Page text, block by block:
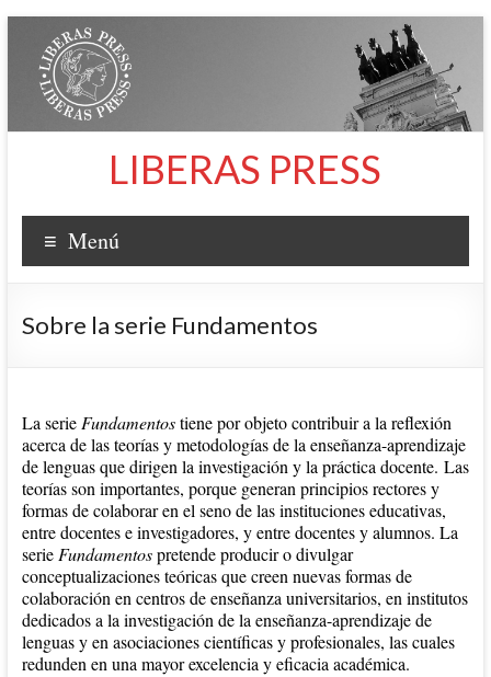
contenido
LIBERAS PRESS
Menú
Sobre la serie Fundamentos
La serieFundamentostiene por objeto contribuir a la reflexión
acerca de las teorías y metodologías de la enseñanza-aprendizaje
de lenguas que dirigen la investigación y la práctica docente. Las
teorías son importantes, porque generan principios rectores y
formas de colaborar en el seno de las instituciones educativas,
entre docentes e investigadores, y entre docentes y alumnos. La
serieFundamentospretende producir o divulgar
conceptualizaciones teóricas que creen nuevas formas de
colaboración en centros de enseñanza universitarios, en institutos
dedicados a la investigación de la enseñanza-aprendizaje de
lenguas y en asociaciones científicas y profesionales, las cuales
redunden en una mayor excelencia y eficacia académica.